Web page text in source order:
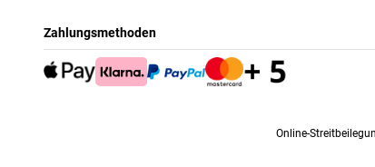
Zahlungsmethoden
Online-